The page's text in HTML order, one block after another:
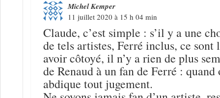
Michel Kemper
11 juillet 2020 à 15 h 04 min
Claude, c’est simple : s’il y a une
de tels artistes, Ferré inclus, ce sont
avoir côtoyé, il n’y a rien de plus
de Renaud à un fan de Ferré : quand
abdique tout jugement.